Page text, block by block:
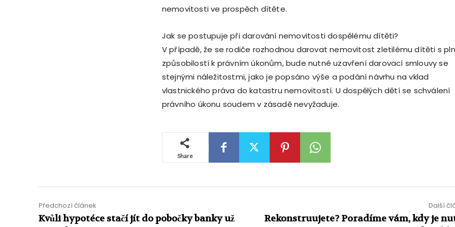
nemovitosti ve prospěch dítěte.
Jak se postupuje při darování nemovitosti dospělému dítěti?
V případě, že se rodiče rozhodnou darovat nemovitost zletilému dítěti s
způsobilostí k právním úkonům, bude nutné uzavření darovací smlouvy se
stejnými náležitostmi, jako je popsáno výše a podání návrhu na vklad
vlastnického práva do katastru nemovitostí. U dospělých dětí se schválení
právního úkonu soudem v zásadě nevyžaduje.
Share
Předchozí článek
Kvůli hypotéce stačí jít do pobočky banky už
Další
Rekonstruujete? Poradíme vám, kdy je